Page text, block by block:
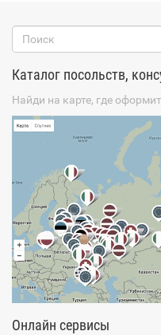
Каталог посольств,
Найди на карте, где
Онлайн сервисы